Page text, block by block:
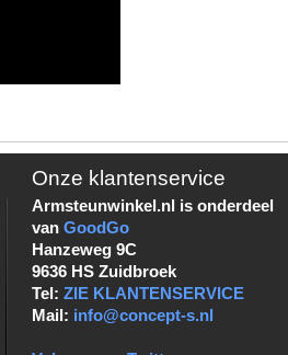
Onze klantenservice
Armsteunwinkel.nl is onderdeel
vanGoodGo
Hanzeweg 9C
9636 HS Zuidbroek
Tel:ZIE KLANTENSERVICE
Mail: info@concept-s.nl